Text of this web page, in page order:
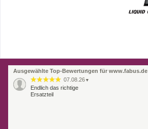
Ausgewählte Top-Bewertungen für www.fabus.de
07.08.26 ▼
Endlich das richtige
Ersatzteil